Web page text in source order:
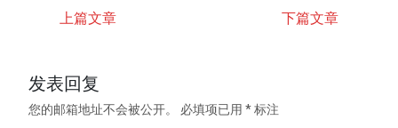
上篇文章 下篇文章
发表回复
您的邮箱地址不会被公开。 必填项已用*标注